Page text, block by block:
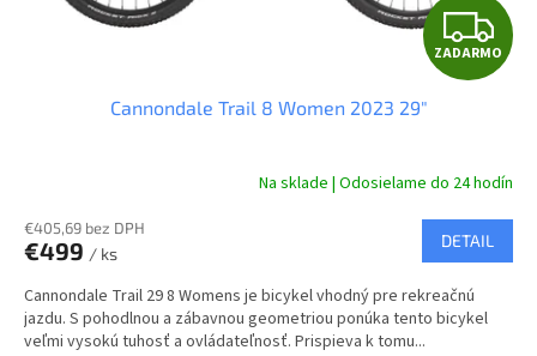
Z
A
A
R
M
ZADARMO
Cannondale Trail 8 Women 2023 29"
Na sklade | Odosielame do 24 hodín
€405,69 bez DPH
€499 / ks
DETAIL
Cannondale Trail 29 8 Womens je bicykel vhodný pre rekreačnú
jazdu. S pohodlnou a zábavnou geometriou ponúka tento bicykel
veľmi vysokú tuhosť a ovládateľnosť. Prispieva k tomu...